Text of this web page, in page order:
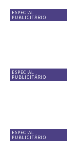
ESPECIAL
PUBLICITÁRIO
ESPECIAL
PUBLICITÁRIO
ESPECIAL
PUBLICITÁRIO